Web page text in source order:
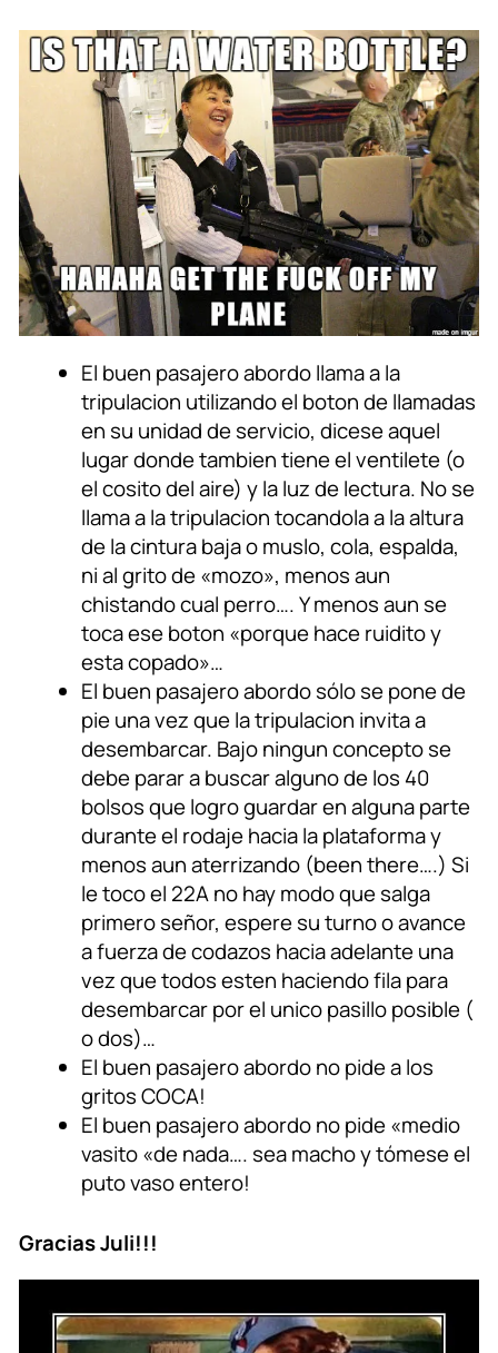
El buen pasajero abordo llama a la
tripulacion utilizando el boton de llamadas
en su unidad de servicio, dicese aquel
lugar donde tambien tiene el ventilete (o
el cosito del aire) y la luz de lectura. No se
llama a la tripulacion tocandola a la altura
de la cintura baja o muslo, cola, espalda,
ni al grito de «mozo», menos aun
chistando cual perro…. Y menos aun se
toca ese boton «porque hace ruidito y
esta copado»…
El buen pasajero abordo sólo se pone de
pie una vez que la tripulacion invita a
desembarcar. Bajo ningun concepto se
debe parar a buscar alguno de los 40
bolsos que logro guardar en alguna parte
durante el rodaje hacia la plataforma y
menos aun aterrizando (been there….) Si
le toco el 22A no hay modo que salga
primero señor, espere su turno o avance
a fuerza de codazos hacia adelante una
vez que todos esten haciendo fila para
desembarcar por el unico pasillo posible (
o dos)…
El buen pasajero abordo no pide a los
gritos COCA!
El buen pasajero abordo no pide «medio
vasito «de nada…. sea macho y tómese el
puto vaso entero!
Gracias Juli!!!